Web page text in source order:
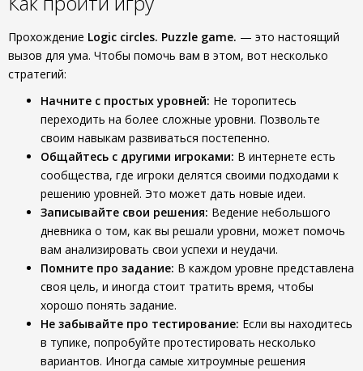
Прохождение Logic circles. Puzzle game. — это настоящий
вызов для ума. Чтобы помочь вам в этом, вот несколько
стратегий:
Начните с простых уровней: Не торопитесь
переходить на более сложные уровни. Позвольте
своим навыкам развиваться постепенно.
Общайтесь с другими игроками: В интернете есть
сообщества, где игроки делятся своими подходами к
решению уровней. Это может дать новые идеи.
Записывайте свои решения: Ведение небольшого
дневника о том, как вы решали уровни, может помочь
вам анализировать свои успехи и неудачи.
Помните про задание: В каждом уровне представлена
своя цель, и иногда стоит тратить время, чтобы
хорошо понять задание.
Не забывайте про тестирование: Если вы находитесь
в тупике, попробуйте протестировать несколько
вариантов. Иногда самые хитроумные решения